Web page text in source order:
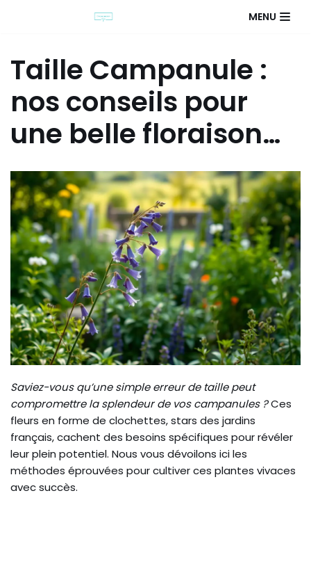
MENU
Taille Campanule :
nos conseils pour
une belle floraison…
Saviez-vous qu’une simple erreur de taille peut
compromettre la splendeur de vos campanules ?Ces
fleurs en forme de clochettes, stars des jardins
français, cachent des besoins spécifiques pour révéler
leur plein potentiel. Nous vous dévoilons ici les
méthodes éprouvées pour cultiver ces plantes vivaces
avec succès.